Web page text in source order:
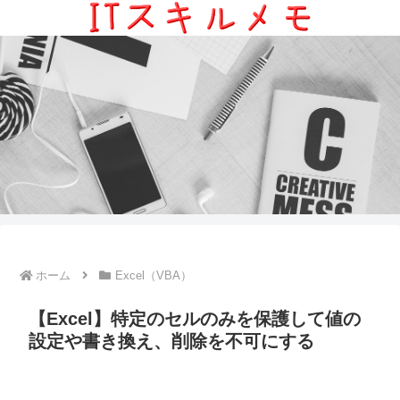
ホーム Excel（VBA）
【Excel】特定のセルのみを保護して値の
設定や書き換え、削除を不可にする